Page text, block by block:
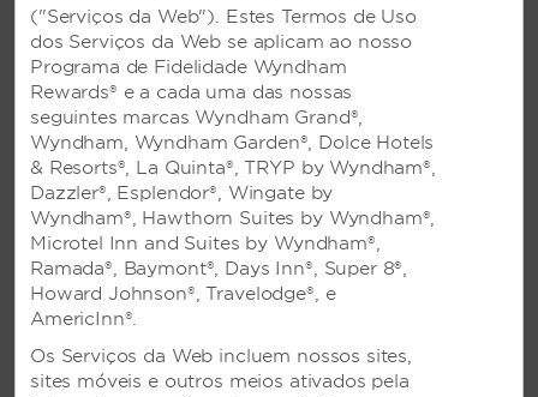
("Serviços da Web"). Estes Termos de Uso
dos Serviços da Web se aplicam ao nosso
Programa de Fidelidade Wyndham
Rewards® e a cada uma das nossas
seguintes marcas Wyndham Grand®,
Wyndham, Wyndham Garden®, Dolce Hotels
& Resorts®, La Quinta®, TRYP by Wyndham®,
Dazzler®, Esplendor®, Wingate by
Wyndham®, Hawthorn Suites by Wyndham®,
Microtel Inn and Suites by Wyndham®,
Ramada®, Baymont®, Days Inn®, Super 8®,
Howard Johnson®, Travelodge®, e
AmericInn®.
Os Serviços da Web incluem nossos sites,
sites móveis e outros meios ativados pela